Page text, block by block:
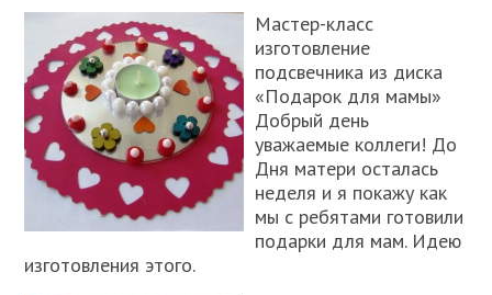
Мастер-класс
изготовление
подсвечника из диска
«Подарок для мамы»
Добрый день
уважаемые коллеги! До
Дня матери осталась
неделя и я покажу как
мы с ребятами готовили
подарки для мам. Идею
изготовления этого.